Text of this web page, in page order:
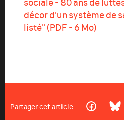
décor d'un système de
listé" (PDF - 6 Mo)
Partager cet article